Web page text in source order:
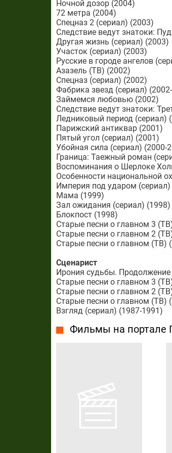
Ночной дозор (2004)
72 метра (2004)
Спецназ 2 (сериал) (2003)
Следствие ведут знатоки:
Другая жизнь (сериал) (2003)
Участок (сериал) (2003)
Русские в городе ангелов
Азазель (ТВ) (2002)
Спецназ (сериал) (2002)
Фабрика звезд (сериал)
Займемся любовью (2002)
Следствие ведут знатоки:
Ледниковый период (сериал)
Парижский антиквар (2001)
Пятый угол (сериал) (2001)
Убойная сила (сериал) (2000-
Граница: Таежный роман
Воспоминания о Шерлоке
Особенности национальной
Империя под ударом (сериал)
Мама (1999)
Зал ожидания (сериал) (1998)
Блокпост (1998)
Старые песни о главном 3
Старые песни о главном 2
Старые песни о главном (ТВ)
Сценарист
Ирония судьбы. Продолжение
Старые песни о главном 3
Старые песни о главном 2
Старые песни о главном (ТВ)
Взгляд (сериал) (1987-1991)
Фильмы на портале